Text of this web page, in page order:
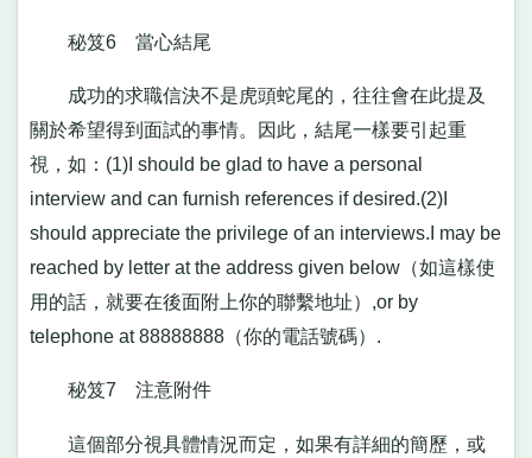
秘笈6 當心結尾
成功的求職信決不是虎頭蛇尾的，往往會在此提及
關於希望得到面試的事情。因此，結尾一樣要引起重
視，如：(1)I should be glad to have a personal
interview and can furnish references if desired.(2)I
should appreciate the privilege of an interviews.I may be
reached by letter at the address given below（如這樣使
用的話，就要在後面附上你的聯繫地址）,or by
telephone at 88888888（你的電話號碼）.
秘笈7 注意附件
這個部分視具體情況而定，如果有詳細的簡歷，或